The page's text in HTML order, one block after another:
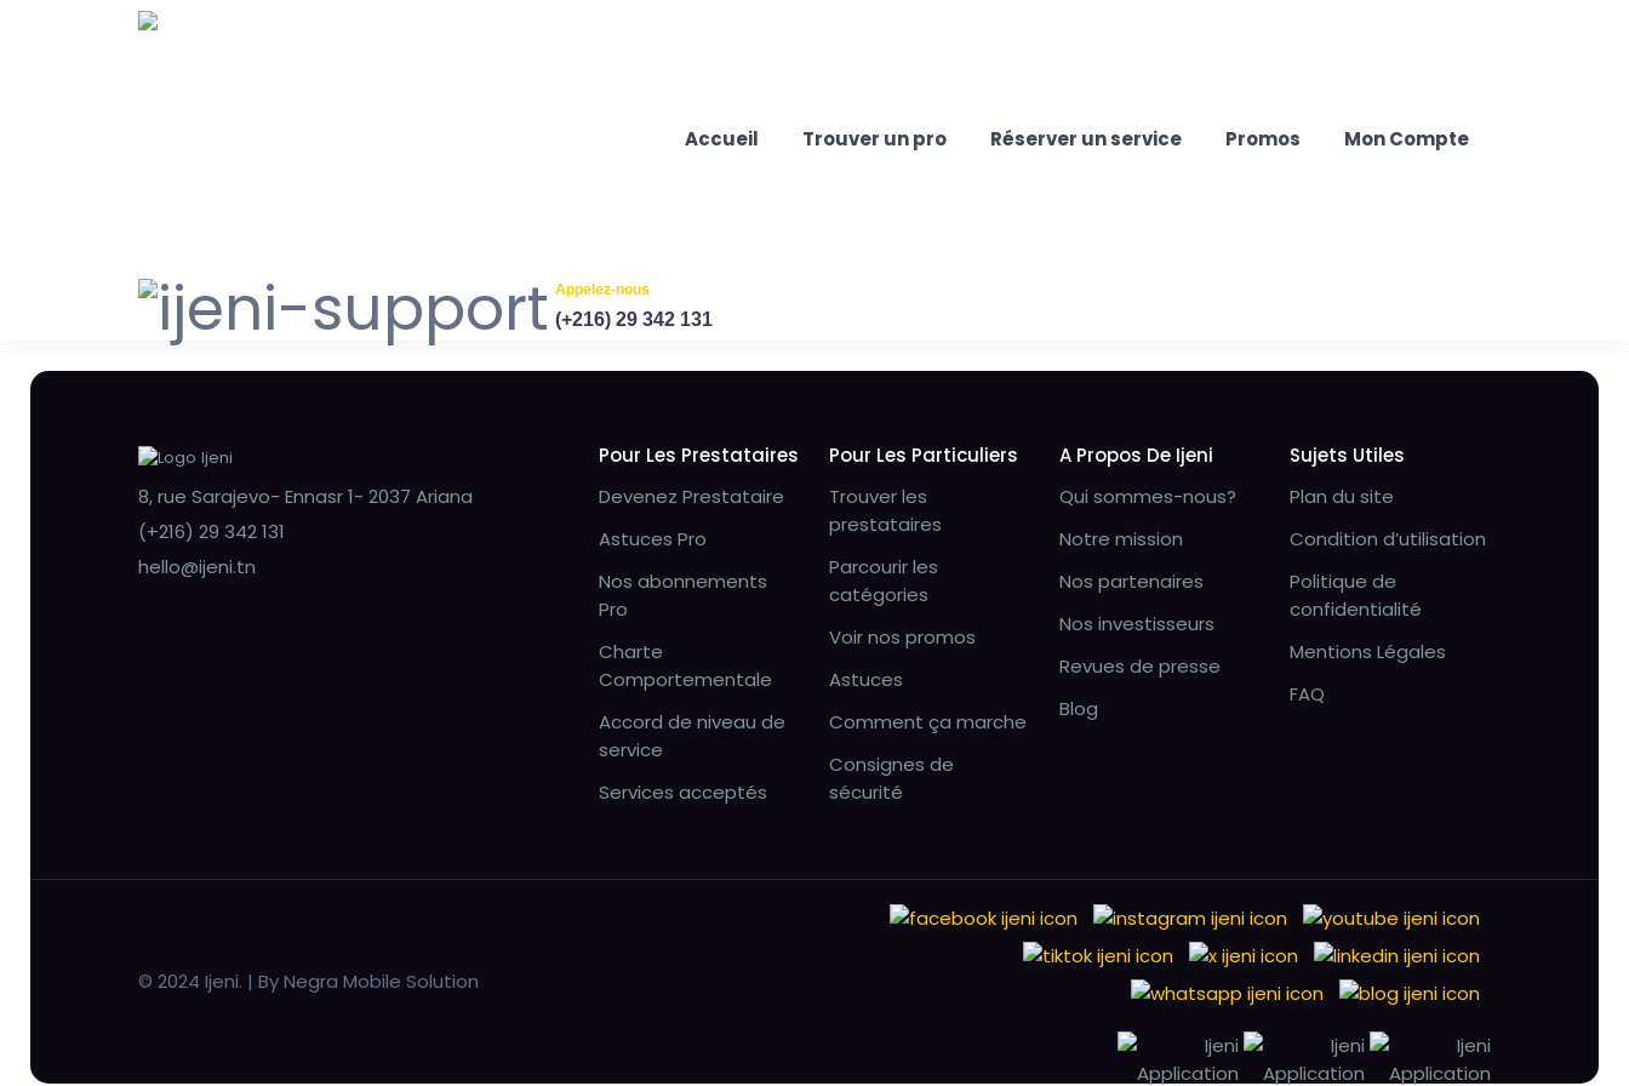
Accueil Trouver un pro Réserver un service Promos Mon Compte
Appelez-nous
(+216) 29 342 131
8, rue Sarajevo- Ennasr 1- 2037 Ariana
(+216) 29 342 131
hello@ijeni.tn
Pour Les Prestataires
Devenez Prestataire
Astuces Pro
Nos abonnements
Pro
Charte
Comportementale
Accord de niveau de
service
Services acceptés
Pour Les Particuliers
Trouver les
prestataires
Parcourir les
catégories
Voir nos promos
Astuces
Comment ça marche
Consignes de
sécurité
A Propos De Ijeni
Qui sommes-nous?
Notre mission
Nos partenaires
Nos investisseurs
Revues de presse
Blog
Sujets Utiles
Plan du site
Condition d’utilisation
Politique de
confidentialité
Mentions Légales
FAQ
© 2024 Ijeni. | By Negra Mobile Solution